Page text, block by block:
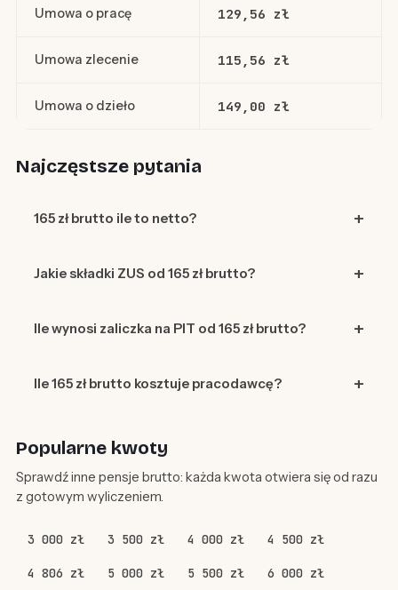
Umowa o pracę 129,56 zł
Umowa zlecenie 115,56 zł
Umowa o dzieło 149,00 zł
Najczęstsze pytania
165 zł brutto ile to netto?
Jakie składki ZUS od 165 zł brutto?
Ile wynosi zaliczka na PIT od 165 zł brutto?
Ile 165 zł brutto kosztuje pracodawcę?
Popularne kwoty
Sprawdź inne pensje brutto: każda kwota otwiera się od razu
z gotowym wyliczeniem.
3 000 zł 3 500 zł 4 000 zł 4 500 zł
4 806 zł 5 000 zł 5 500 zł 6 000 zł